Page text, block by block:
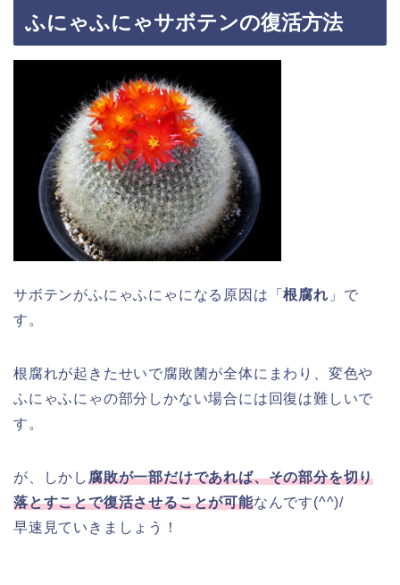
ふにゃふにゃサボテンの復活方法
サボテンがふにゃふにゃになる原因は「根腐れ 」で
す。
根腐れが起きたせいで腐敗菌が全体にまわり、変色や
ふにゃふにゃの部分しかない場合には回復は難しいで
す。
が、しかし腐敗が一部だけであれば、その部分を切り
落とすことで復活させることが可能なんです(^^)/
早速見ていきましょう！